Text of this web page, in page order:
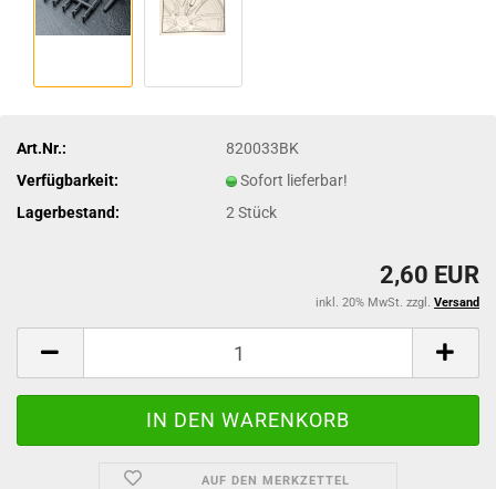
Art.Nr.:
820033BK
Verfügbarkeit:
Sofort lieferbar!
Lagerbestand:
2Stück
2,60 EUR
inkl. 20% MwSt. zzgl. Versand
AUF DEN MERKZETTEL